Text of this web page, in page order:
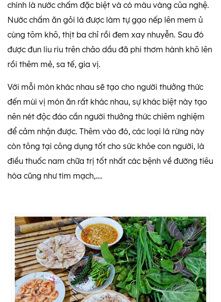
chính là nước chấm đặc biệt và có màu vàng của nghệ.
Nước chấm ăn gỏi lá được làm tự gạo nếp lên mem ủ
cùng tôm khô, thịt ba chỉ rồi đem xay nhuyễn. Sau đó
được đun liu riu trên chảo dầu đã phi thơm hành khô lên
rồi thêm mẻ, sa tế, gia vị.
Với mỗi món khác nhau sẽ tạo cho người thưởng thức
đến mùi vị món ăn rất khác nhau, sự khác biệt này tạo
nên nét độc đáo cần người thưởng thức chiêm nghiệm
để cảm nhận được. Thêm vào đó, các loại lá rừng này
còn tông tại công dụng tốt cho sức khỏe con người, là
điều thuốc nam chữa trị tốt nhất các bệnh về đường tiêu
hóa cũng như tim mạch,….